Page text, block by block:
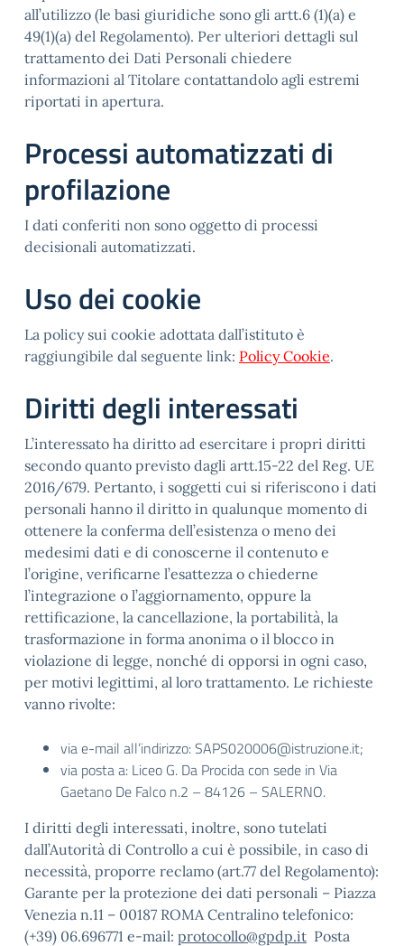
all’utilizzo (le basi giuridiche sono gli artt.6 (1)(a) e
49(1)(a) del Regolamento). Per ulteriori dettagli sul
trattamento dei Dati Personali chiedere
informazioni al Titolare contattandolo agli estremi
riportati in apertura.
Processi automatizzati di
profilazione
I dati conferiti non sono oggetto di processi
decisionali automatizzati.
Uso dei cookie
La policy sui cookie adottata dall’istituto è
raggiungibile dal seguente link: Policy Cookie.
Diritti degli interessati
L’interessato ha diritto ad esercitare i propri diritti
secondo quanto previsto dagli artt.15-22 del Reg. UE
2016/679. Pertanto, i soggetti cui si riferiscono i dati
personali hanno il diritto in qualunque momento di
ottenere la conferma dell’esistenza o meno dei
medesimi dati e di conoscerne il contenuto e
l’origine, verificarne l’esattezza o chiederne
l’integrazione o l’aggiornamento, oppure la
rettificazione, la cancellazione, la portabilità, la
trasformazione in forma anonima o il blocco in
violazione di legge, nonché di opporsi in ogni caso,
per motivi legittimi, al loro trattamento. Le richieste
vanno rivolte:
via e-mail all’indirizzo: SAPS020006@istruzione.it;
via posta a: Liceo G. Da Procida con sede in Via
Gaetano De Falco n.2 – 84126 – SALERNO.
I diritti degli interessati, inoltre, sono tutelati
dall’Autorità di Controllo a cui è possibile, in caso di
necessità, proporre reclamo (art.77 del Regolamento):
Garante per la protezione dei dati personali – Piazza
Venezia n.11 – 00187 ROMA Centralino telefonico:
(+39) 06.696771 e-mail: protocollo@gpdp.it Posta